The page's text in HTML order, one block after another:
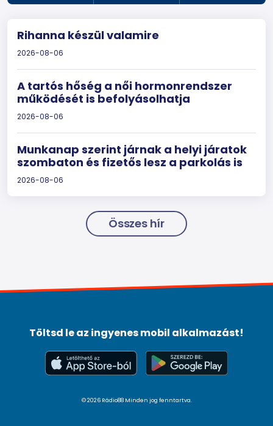
Rihanna készül valamire
2026-08-06
A tartós hőség a női hormonrendszer
működését is befolyásolhatja
2026-08-06
Munkanap szerint járnak a helyi járatok
szombaton és fizetős lesz a parkolás is
2026-08-06
Összes hír
Töltsd le az ingyenes mobil alkalmazást!
© 2026 Rádio88 Minden jog fenntartva.